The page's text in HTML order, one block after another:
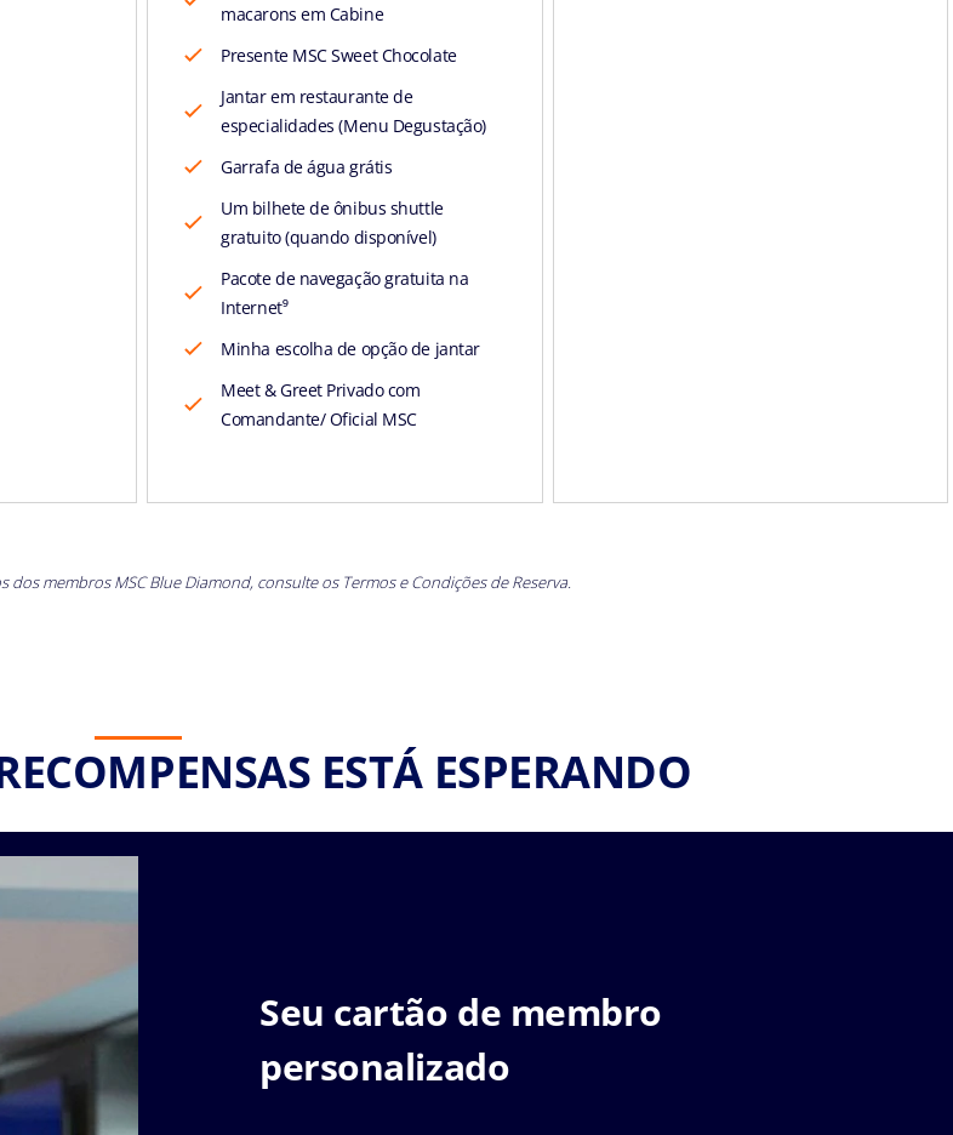
macarons em Cabine
Presente MSC Sweet Chocolate
Jantar em restaurante de
especialidades (Menu Degustação)
Garrafa de água grátis
Um bilhete de ônibus shuttle
gratuito (quando disponível)
Pacote de navegação gratuita na
Internet⁹
Minha escolha de opção de jantar
Meet & Greet Privado com
Comandante/ Oficial MSC
membros MSC Blue Diamond, consulte os Termos e Condições de Reserva.
ESTÁ ESPERANDO
Seu cartão de membro
personalizado